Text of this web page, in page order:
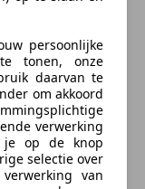
het hoort.
of mailen.
persoonlijke
tonen, onze
daarvan te
om akkoord
verwerking
je op de knop
selectie over
van